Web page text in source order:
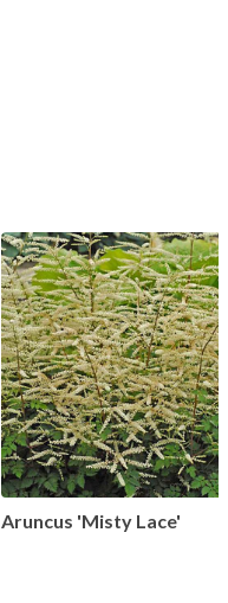
Aruncus 'Misty Lace'